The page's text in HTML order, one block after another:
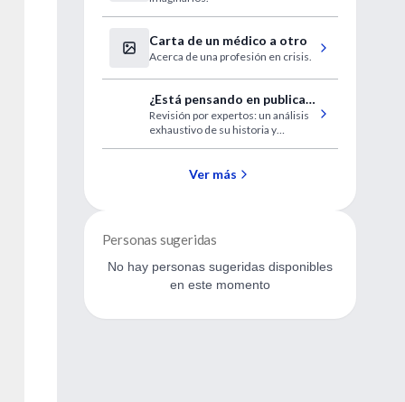
Carta de un médico a otro
Acerca de una profesión en crisis.
¿Está pensando en publicar
un artículo científico?
Revisión por expertos: un análisis
exhaustivo de su historia y
Ver más
Personas sugeridas
No hay personas sugeridas disponibles
en este momento